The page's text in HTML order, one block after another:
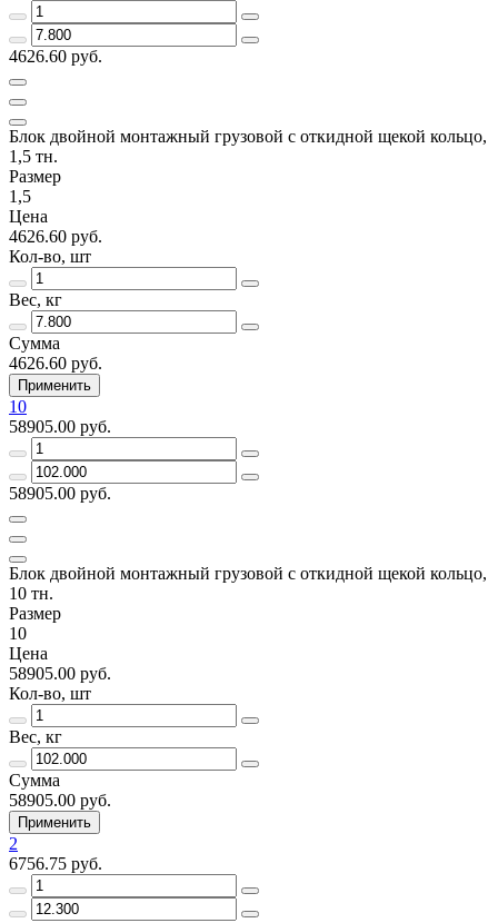
4626.60 руб.
Блок двойной монтажный грузовой с откидной щекой кольцо,
1,5 тн.
Размер
1,5
Цена
4626.60 руб.
Кол-во, шт
Вес, кг
Сумма
4626.60 руб.
Применить
10
58905.00 руб.
58905.00 руб.
Блок двойной монтажный грузовой с откидной щекой кольцо,
10 тн.
Размер
10
Цена
58905.00 руб.
Кол-во, шт
Вес, кг
Сумма
58905.00 руб.
Применить
2
6756.75 руб.